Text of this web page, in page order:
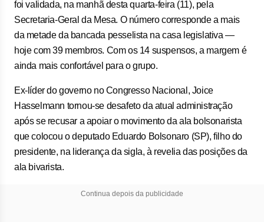
foi validada, na manhã desta quarta-feira (11), pela
Secretaria-Geral da Mesa. O número corresponde a mais
da metade da bancada pesselista na casa legislativa —
hoje com 39 membros. Com os 14 suspensos, a margem é
ainda mais confortável para o grupo.
Ex-líder do governo no Congresso Nacional, Joice
Hasselmann tornou-se desafeto da atual administração
após se recusar a apoiar o movimento da ala bolsonarista
que colocou o deputado Eduardo Bolsonaro (SP), filho do
presidente, na liderança da sigla, à revelia das posições da
ala bivarista.
Continua depois da publicidade